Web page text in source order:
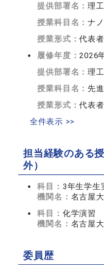
提供部署名：理
授業科目名：ナ
授業形式：代表者
履修年度： 2026
提供部署名：理
授業科目名：先
授業形式：代表者
全件表示 >>
担当経験のある
外）
科目： 3年生学生
機関名： 名古屋
科目： 化学演習
機関名： 名古屋
委員歴